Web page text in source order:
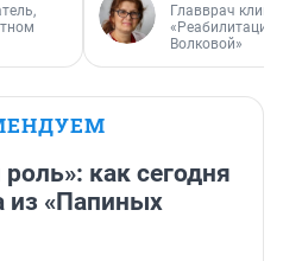
Главврач
«Реабилитация
Волковой»
как сегодня
из «Папиных